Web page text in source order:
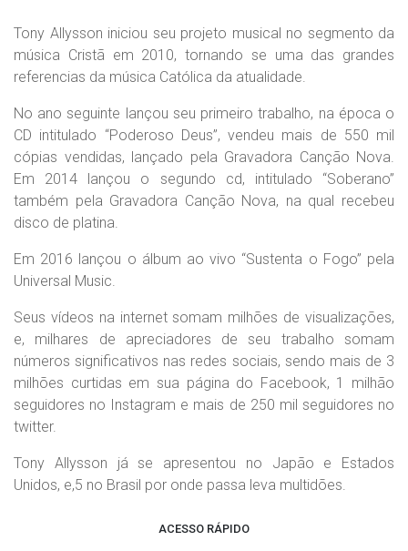
Tony Allysson iniciou seu projeto musical no segmento da
música Cristã em 2010, tornando se uma das grandes
referencias da música Católica da atualidade.
No ano seguinte lançou seu primeiro trabalho, na época o
CD intitulado “Poderoso Deus”, vendeu mais de 550 mil
cópias vendidas, lançado pela Gravadora Canção Nova.
Em 2014 lançou o segundo cd, intitulado “Soberano”
também pela Gravadora Canção Nova, na qual recebeu
disco de platina.
Em 2016 lançou o álbum ao vivo “Sustenta o Fogo” pela
Universal Music.
Seus vídeos na internet somam milhões de visualizações,
e, milhares de apreciadores de seu trabalho somam
números significativos nas redes sociais, sendo mais de 3
milhões curtidas em sua página do Facebook, 1 milhão
seguidores no Instagram e mais de 250 mil seguidores no
twitter.
Tony Allysson já se apresentou no Japão e Estados
Unidos, e,5 no Brasil por onde passa leva multidões.
ACESSO RÁPIDO